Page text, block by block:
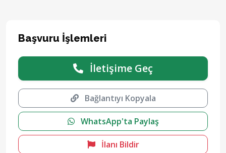
Başvuru İşlemleri
İletişime Geç
Bağlantıyı Kopyala
WhatsApp'ta Paylaş
İlanı Bildir